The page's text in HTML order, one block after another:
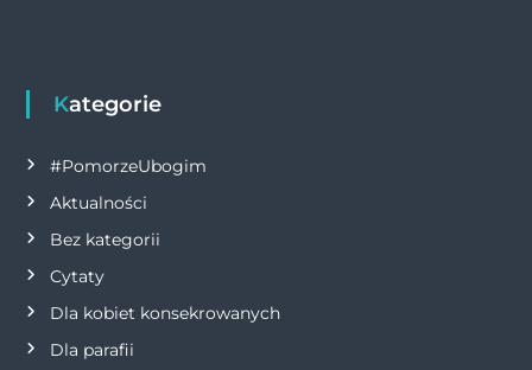
c
j
a
w
Kategorie
#PomorzeUbogim
Aktualności
Bez kategorii
Cytaty
Dla kobiet konsekrowanych
Dla parafii